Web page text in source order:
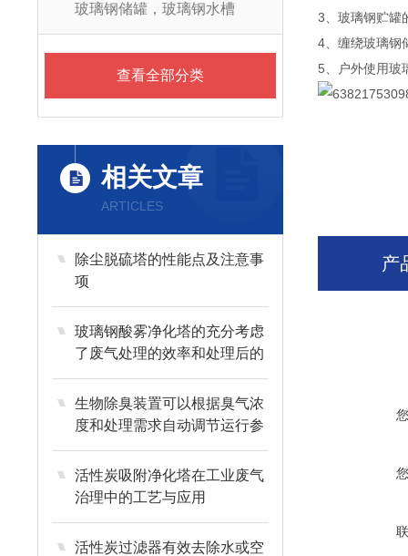
玻璃钢储罐，玻璃钢水槽
查看全部分类
相关文章
ARTICLES
除尘脱硫塔的性能点及注意事
项
玻璃钢酸雾净化塔的充分考虑
了废气处理的效率和处理后的
排放
生物除臭装置可以根据臭气浓
度和处理需求自动调节运行参
数
活性炭吸附净化塔在工业废气
治理中的工艺与应用
活性炭过滤器有效去除水或空
3、玻璃钢贮罐
4、缠绕玻璃钢
5、户外使用玻
产